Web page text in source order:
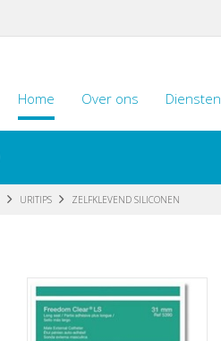
Home Over ons Diensten
URITIPS ZELFKLEVEND SILICONEN